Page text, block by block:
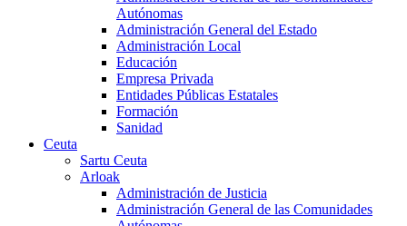
Autónomas
Administración General del Estado
Administración Local
Educación
Empresa Privada
Entidades Públicas Estatales
Formación
Sanidad
Ceuta
Sartu Ceuta
Arloak
Administración de Justicia
Administración General de las Comunidades